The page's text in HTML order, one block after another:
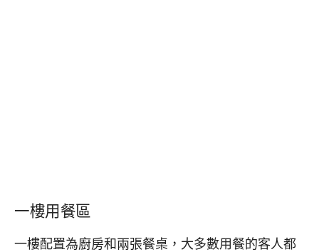
一樓用餐區
一樓配置為廚房和兩張餐桌，大多數用餐的客人都